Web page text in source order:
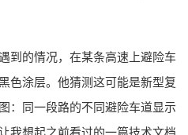
到的情况，在某条高速上避险车
色涂层。他猜测这可能是新型复
：同一段路的不同避险车道显示
我想起之前看过的一篇技术文档